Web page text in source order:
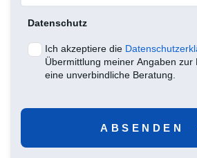
Datenschutz
Ich akzeptiere die
Übermittlung meiner Angaben
eine unverbindliche Beratung.
ABSENDEN